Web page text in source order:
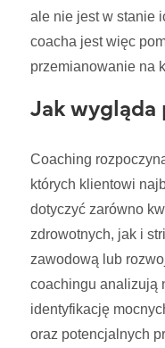
ale nie jest w stanie
coacha jest więc
przemianowanie na
Jak wygląda
Coaching
których klientowi
dotyczyć zarówno
zdrowotnych, jak i
zawodową lub
coachingu analizują
identyfikację
oraz potencjalnych